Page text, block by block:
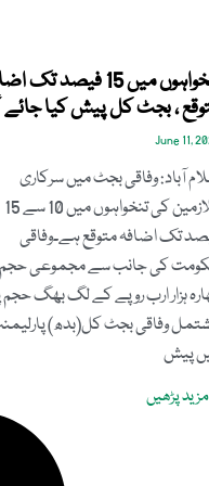
تنخواہوں میں 15 فیصد تک
، بجٹ کل پیش کیا جائے
June 11,
آباد: وفاقی بجٹ میں سرکاری
ملازمین کی تنخواہوں میں 10 سے 15
تک اضافہ متوقع ہے۔وفاقی
کی جانب سے مجموعی حجم
ہزار ارب روپے کے لگ بھگ حجم
وفاقی بجٹ کل(بدھ)
پیش
پڑھیں